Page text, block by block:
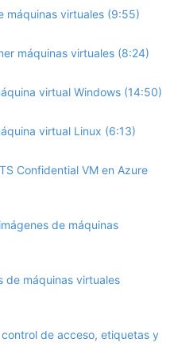
máquinas virtuales (9:55)
máquinas virtuales (8:24)
virtual Windows (14:50)
virtual Linux (6:13)
Confidential VM en Azure
de máquinas
de máquinas virtuales
de acceso, etiquetas y